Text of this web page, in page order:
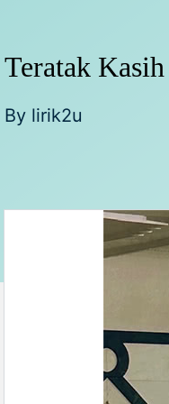
Teratak
By lirik2u